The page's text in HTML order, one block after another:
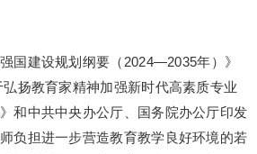
国建设规划纲要（2024—2035年）》
弘扬教育家精神加强新时代高素质专业
和中共中央办公厅、国务院办公厅印发
负担进一步营造教育教学良好环境的若